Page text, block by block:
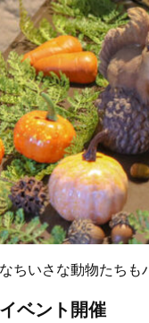
ちいさな動物たちも
ベント開催